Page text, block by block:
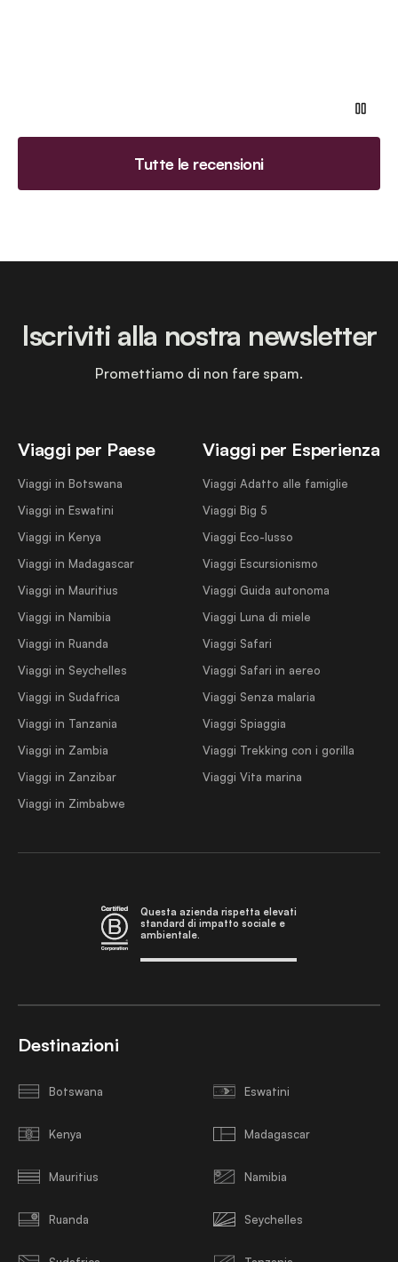
Tutte le recensioni
Viaggi per Paese
Viaggi in Botswana
Viaggi in Eswatini
Viaggi in Kenya
Viaggi in Madagascar
Viaggi in Mauritius
Viaggi in Namibia
Viaggi in Ruanda
Viaggi in Seychelles
Viaggi in Sudafrica
Viaggi in Tanzania
Viaggi in Zambia
Viaggi in Zanzibar
Viaggi in Zimbabwe
Viaggi per Esperienza
Viaggi Adatto alle famiglie
Viaggi Big 5
Viaggi Eco-lusso
Viaggi Escursionismo
Viaggi Guida autonoma
Viaggi Luna di miele
Viaggi Safari
Viaggi Safari in aereo
Viaggi Senza malaria
Viaggi Spiaggia
Viaggi Trekking con i gorilla
Viaggi Vita marina
Iscriviti alla nostra newsletter
Promettiamo di non fare spam.
Questa azienda rispetta elevati
standard di impatto sociale e
ambientale.
Destinazioni
Botswana Eswatini
Kenya Madagascar
Mauritius Namibia
Ruanda Seychelles